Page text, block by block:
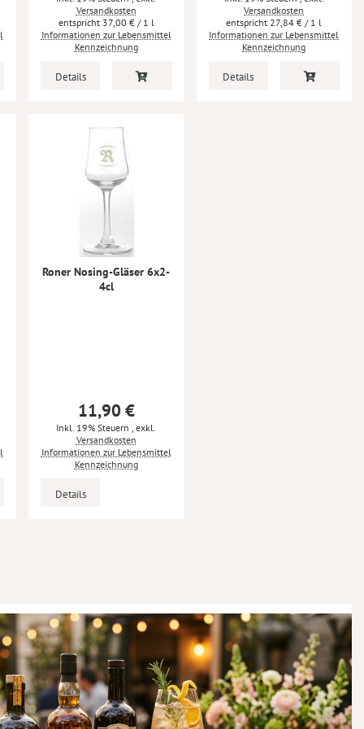
Versandkosten
37,00 € / 1 l
Informationen zur Lebensmittel
Kennzeichnung
Details
Versandkosten
27,84 € / 1 l
Informationen zur Lebensmittel
Kennzeichnung
Details
Roner Nosing-Gläser 6x2-
4cl
11,90 €
Inkl. 19% Steuern, exkl.
Versandkosten
Informationen zur Lebensmittel
Kennzeichnung
Details